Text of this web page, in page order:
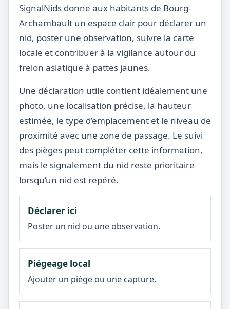
SignalNids donne aux habitants de Bourg-
Archambault un espace clair pour déclarer un
nid, poster une observation, suivre la carte
locale et contribuer à la vigilance autour du
frelon asiatique à pattes jaunes.
Une déclaration utile contient idéalement une
photo, une localisation précise, la hauteur
estimée, le type d’emplacement et le niveau de
proximité avec une zone de passage. Le suivi
des pièges peut compléter cette information,
mais le signalement du nid reste prioritaire
lorsqu’un nid est repéré.
Déclarer ici
Poster un nid ou une observation.
Piégeage local
Ajouter un piège ou une capture.